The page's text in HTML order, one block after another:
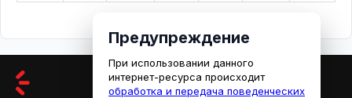
Предупреждение
При использовании данного
интернет-ресурса происходит
обработка и передача поведенческих